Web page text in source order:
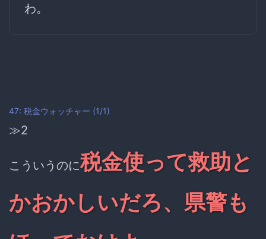
わ。
47: 税金ウォッチャー (1/1)
≫2
こういうのに税金使って救助と
かおかしいだろ、県警も